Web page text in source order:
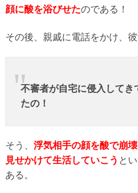
顔に酸を浴びせたのである！
その後、親戚に電話をかけ、彼
不審者が自宅に侵入してき
たの！
そう、 浮気相手の顔を酸で崩
見せかけて生活していこう と
ある。